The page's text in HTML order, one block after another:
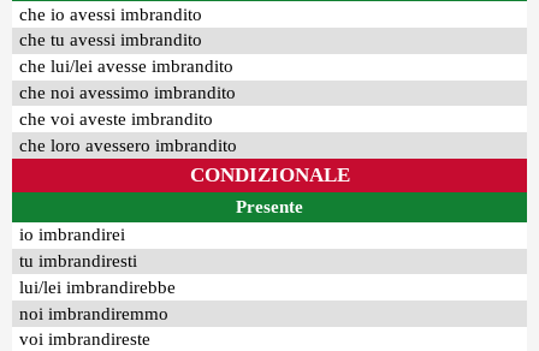
che io avessi imbrandito
che tu avessi imbrandito
che lui/lei avesse imbrandito
che noi avessimo imbrandito
che voi aveste imbrandito
che loro avessero imbrandito
CONDIZIONALE
Presente
io imbrandirei
tu imbrandiresti
lui/lei imbrandirebbe
noi imbrandiremmo
voi imbrandireste